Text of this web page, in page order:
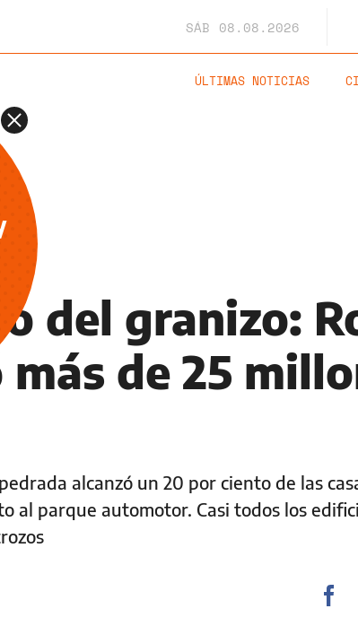
SÁB 08.08.2026
ÚLTIMAS NOTICIAS
del granizo:
de 25
alcanzó un 20 por ciento de las
al parque automotor. Casi todos los